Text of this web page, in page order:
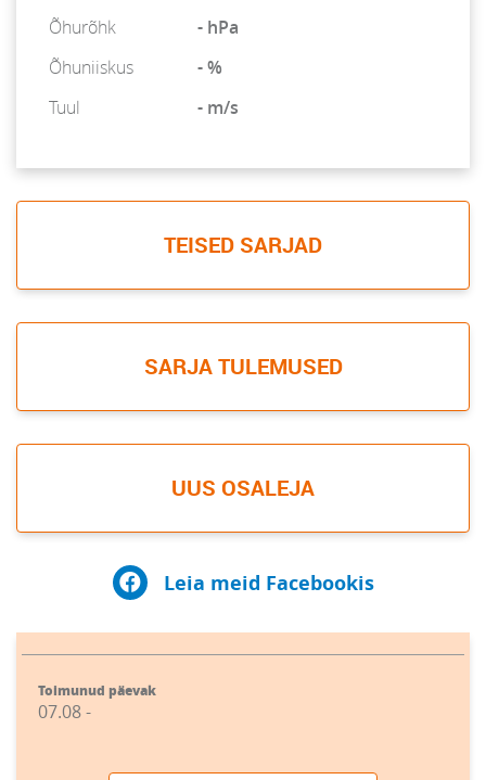
Õhurõhk
- hPa
Õhuniiskus
- %
Tuul
- m/s
TEISED SARJAD
SARJA TULEMUSED
UUS OSALEJA
Leia meid Facebookis
Toimunud päevak
07.08 -